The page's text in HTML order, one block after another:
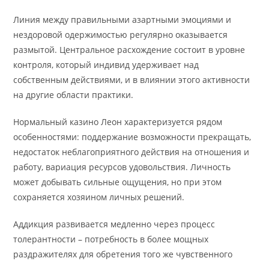
Линия между правильными азартными эмоциями и
нездоровой одержимостью регулярно оказывается
размытой. Центральное расхождение состоит в уровне
контроля, который индивид удерживает над
собственным действиями, и в влиянии этого активности
на другие области практики.
Нормальный казино Леон характеризуется рядом
особенностями: поддержание возможности прекращать,
недостаток неблагоприятного действия на отношения и
работу, вариация ресурсов удовольствия. Личность
может добывать сильные ощущения, но при этом
сохраняется хозяином личных решений.
Аддикция развивается медленно через процесс
толерантности – потребность в более мощных
раздражителях для обретения того же чувственного